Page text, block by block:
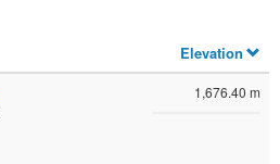
Elevation
1,676.40 m